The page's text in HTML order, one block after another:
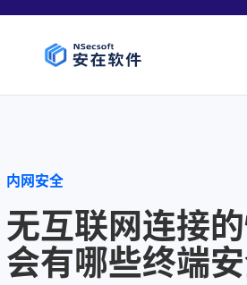
内网安全
无互联网连接
会有哪些终端安